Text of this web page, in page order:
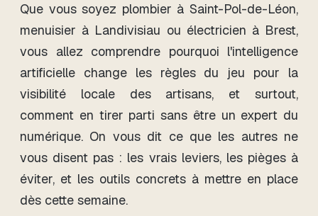
Que vous soyez plombier à Saint-Pol-de-Léon,
menuisier à Landivisiau ou électricien à Brest,
vous allez comprendre pourquoi l'intelligence
artificielle change les règles du jeu pour la
visibilité locale des artisans, et surtout,
comment en tirer parti sans être un expert du
numérique. On vous dit ce que les autres ne
vous disent pas : les vrais leviers, les pièges à
éviter, et les outils concrets à mettre en place
dès cette semaine.